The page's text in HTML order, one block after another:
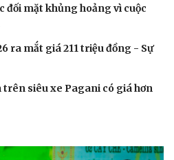
đối mặt khủng hoảng vì cuộc
ra mắt giá 211 triệu đồng - Sự
siêu xe Pagani có giá hơn